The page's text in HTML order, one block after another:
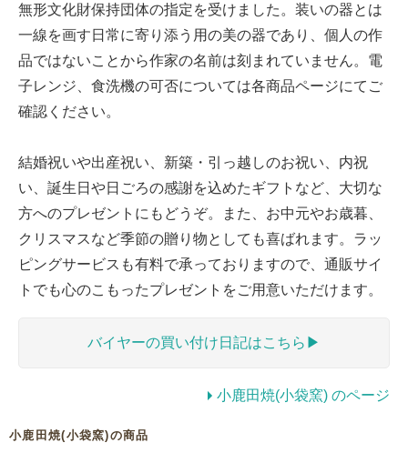
無形文化財保持団体の指定を受けました。装いの器とは
一線を画す日常に寄り添う用の美の器であり、個人の作
品ではないことから作家の名前は刻まれていません。電
子レンジ、食洗機の可否については各商品ページにてご
確認ください。
結婚祝いや出産祝い、新築・引っ越しのお祝い、内祝
い、誕生日や日ごろの感謝を込めたギフトなど、大切な
方へのプレゼントにもどうぞ。また、お中元やお歳暮、
クリスマスなど季節の贈り物としても喜ばれます。ラッ
ピングサービスも有料で承っておりますので、通販サイ
トでも心のこもったプレゼントをご用意いただけます。
バイヤーの買い付け日記はこちら▶︎
小鹿田焼(小袋窯) のページ
小鹿田焼(小袋窯)の商品